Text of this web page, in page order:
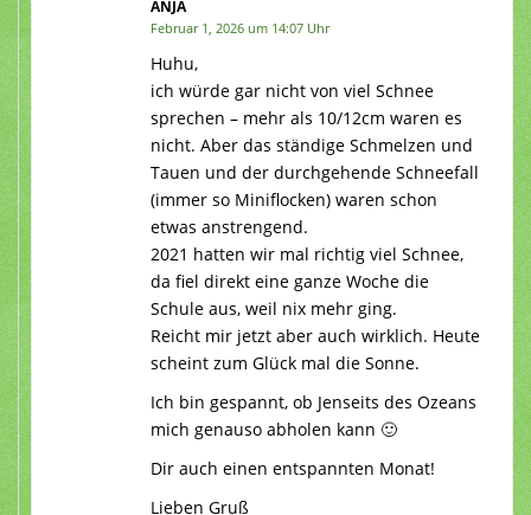
ANJA
Februar 1, 2026 um 14:07 Uhr
Huhu,
ich würde gar nicht von viel Schnee
sprechen – mehr als 10/12cm waren es
nicht. Aber das ständige Schmelzen und
Tauen und der durchgehende Schneefall
(immer so Miniflocken) waren schon
etwas anstrengend.
2021 hatten wir mal richtig viel Schnee,
da fiel direkt eine ganze Woche die
Schule aus, weil nix mehr ging.
Reicht mir jetzt aber auch wirklich. Heute
scheint zum Glück mal die Sonne.
Ich bin gespannt, ob Jenseits des Ozeans
mich genauso abholen kann 🙂
Dir auch einen entspannten Monat!
Lieben Gruß